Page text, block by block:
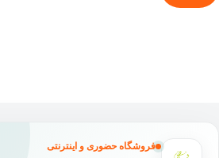
فروشگاه حضوری و اینترنتی